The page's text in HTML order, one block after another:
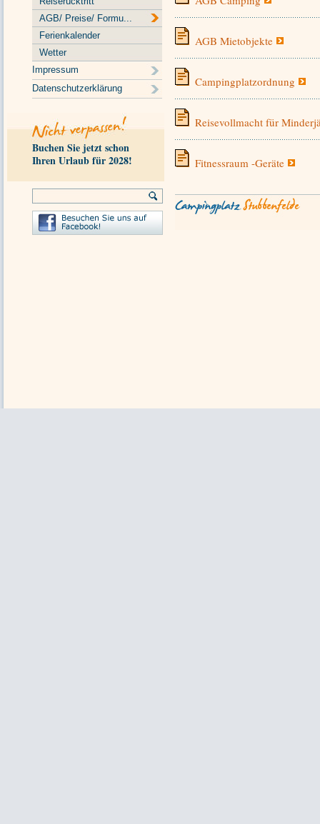
AGB/ Preise/ Formu...
Ferienkalender
Wetter
Impressum
Datenschutzerklärung
Buchen Sie jetzt schon
Ihren Urlaub für 2028!
AGB Mietobjekte
Campingplatzordnung
Reisevollmacht für
Fitnessraum -Geräte